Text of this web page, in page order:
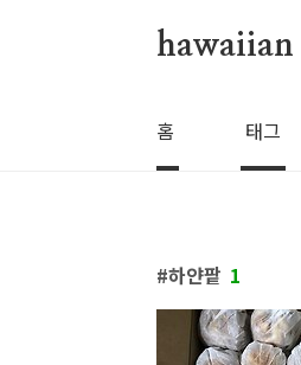
hawaiian
홈 태그
하얀팥 1